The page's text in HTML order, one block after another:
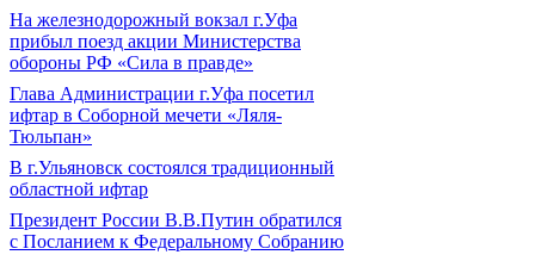
На железнодорожный вокзал г.Уфа
прибыл поезд акции Министерства
обороны РФ «Сила в правде»
Глава Администрации г.Уфа посетил
ифтар в Соборной мечети «Ляля-
Тюльпан»
В г.Ульяновск состоялся традиционный
областной ифтар
Президент России В.В.Путин обратился
с Посланием к Федеральному Собранию